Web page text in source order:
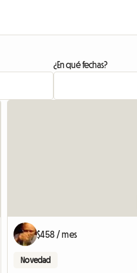
¿En qué fechas?
$458 / mes
Novedad